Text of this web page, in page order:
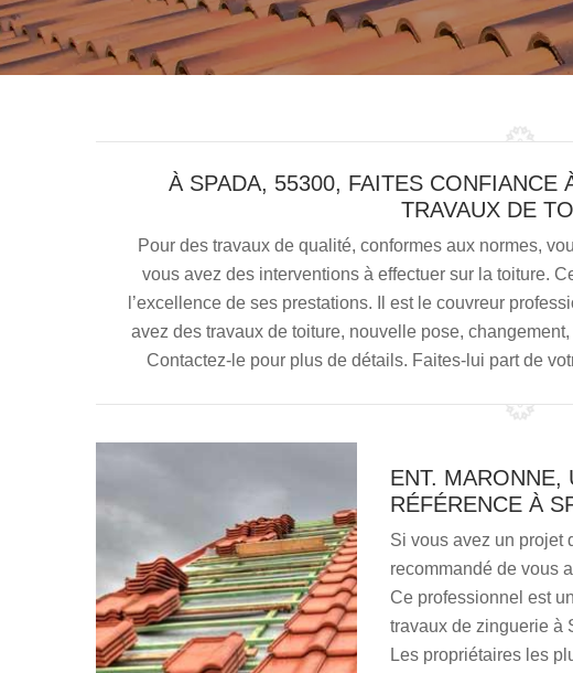
À SPADA, 55300, FAITES CONFIANCE
TRAVAUX DE
Pour des travaux de qualité, conformes aux normes,
vous avez des interventions à effectuer sur la toiture.
l’excellence de ses prestations. Il est le couvreur
avez des travaux de toiture, nouvelle pose,
Contactez-le pour plus de détails. Faites-lui part de
ENT. MARONNE,
RÉFÉRENCE À
Si vous avez un projet
recommandé de vous
Ce professionnel est
travaux de zinguerie à
Les propriétaires les